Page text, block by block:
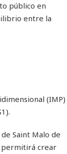
público en
entre la
(IMP)
Saint Malo de
permitirá crear